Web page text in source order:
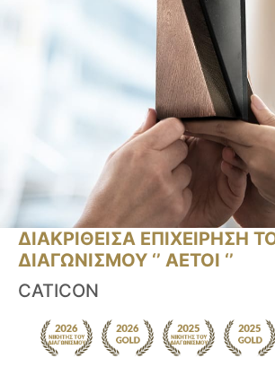
ΔΙΑΚΡΙΘΕΙΣΑ ΕΠΙΧΕΙΡΗΣΗ
ΔΙΑΓΩΝΙΣΜΟΥ ‘’ ΑΕΤΟΙ ‘’
CATICON